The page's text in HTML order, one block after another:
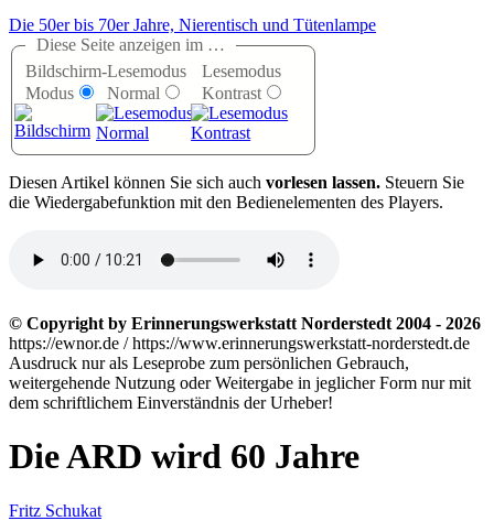
Die 50er bis 70er Jahre, Nierentisch und Tütenlampe
Diese Seite anzeigen im …
Bildschirm-
Modus
Lesemodus
Normal
Lesemodus
Kontrast
Diesen Artikel können Sie sich auch vorlesen lassen. Steuern Sie
die Wiedergabefunktion mit den Bedienelementen des Players.
© Copyright by Erinnerungswerkstatt Norderstedt 2004 - 2026
https://ewnor.de / https://www.erinnerungswerkstatt-norderstedt.de
Ausdruck nur als Leseprobe zum persönlichen Gebrauch,
weitergehende Nutzung oder Weitergabe in jeglicher Form nur mit
dem schriftlichem Einverständnis der Urheber!
Die ARD wird 60 Jahre
Fritz Schukat